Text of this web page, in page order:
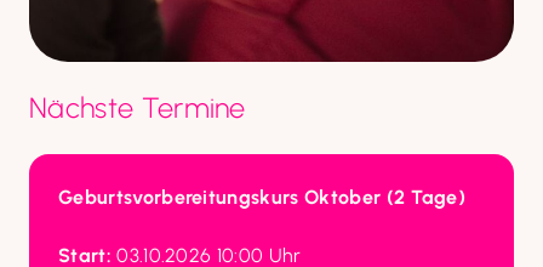
Nächste Termine
Geburtsvorbereitungskurs Oktober (2 Tage)
Start: